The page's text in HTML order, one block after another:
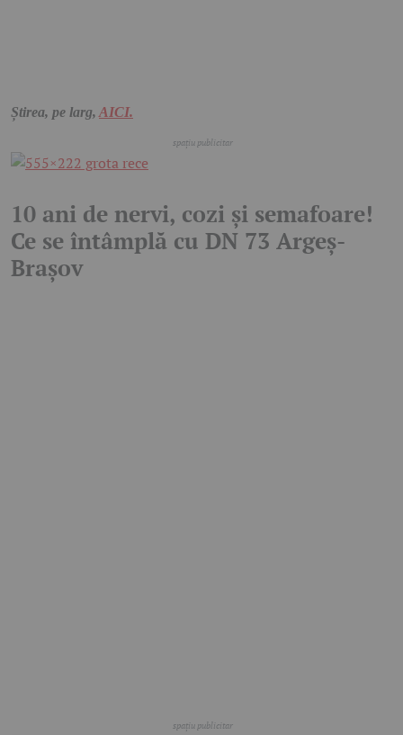
Știrea, pe larg, AICI.
10 ani de nervi, cozi și semafoare!
Ce se întâmplă cu DN 73 Argeș-
Brașov